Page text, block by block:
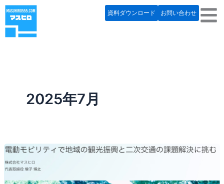
内
を
お問い合わせ
資料ダウンロード
2025年7月